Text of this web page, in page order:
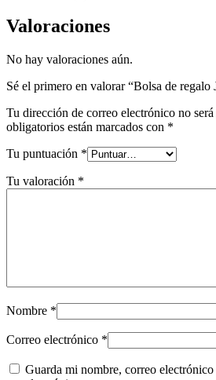
Valoraciones
No hay valoraciones aún.
Sé el primero en valorar “Bolsa de
Tu dirección de correo electrónico no
obligatorios están marcados con *
Tu puntuación *
Tu valoración *
Nombre *
Correo electrónico *
Guarda mi nombre, correo